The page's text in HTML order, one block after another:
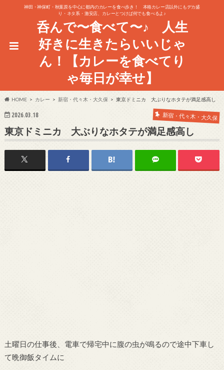
神田・神保町・秋葉原を中心に都内のカレーを食べ歩き！ 本格カレー店以外にもデカ盛
り・ネタ系・激安店、カレーとつけば何でも食べるよ♪
呑んで〜食べて〜♪ 人生
好きに生きたらいいじゃ
ん！【カレーを食べてり
ゃ毎日が幸せ】
HOME カレー 新宿・代々木・大久保 東京ドミニカ 大ぶりなホタテが満足感高し
2026.03.18 新宿・代々木・大久保
東京ドミニカ 大ぶりなホタテが満足感高し
土曜日の仕事後、電車で帰宅中に腹の虫が鳴るので途中下車し
て晩御飯タイムに